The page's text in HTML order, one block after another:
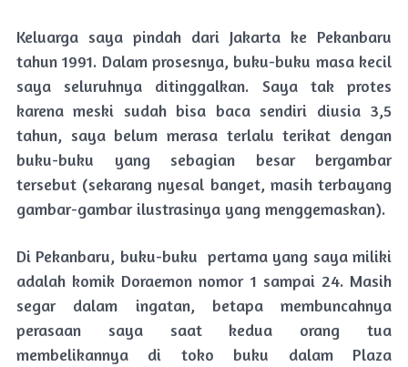
Keluarga saya pindah dari Jakarta ke Pekanbaru
tahun 1991. Dalam prosesnya, buku-buku masa kecil
saya seluruhnya ditinggalkan. Saya tak protes
karena meski sudah bisa baca sendiri diusia 3,5
tahun, saya belum merasa terlalu terikat dengan
buku-buku yang sebagian besar bergambar
tersebut (sekarang nyesal banget, masih terbayang
gambar-gambar ilustrasinya yang menggemaskan).
Di Pekanbaru, buku-buku pertama yang saya miliki
adalah komik Doraemon nomor 1 sampai 24. Masih
segar dalam ingatan, betapa membuncahnya
perasaan saya saat kedua orang tua
membelikannya di toko buku dalam Plaza